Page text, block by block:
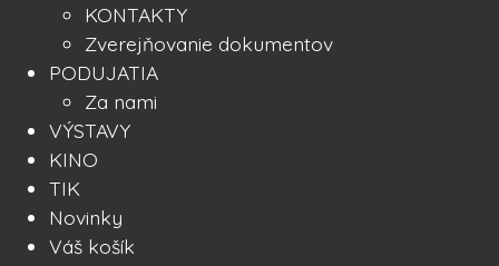
KONTAKTY
Zverejňovanie dokumentov
PODUJATIA
Za nami
VÝSTAVY
KINO
TIK
Novinky
Váš košík